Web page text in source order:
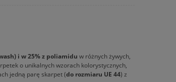
i w 25% z poliamidu w różnych żywych,
o unikalnych wzorach kolorystycznych,
jedną parę skarpet (do rozmiaru UE 44) z